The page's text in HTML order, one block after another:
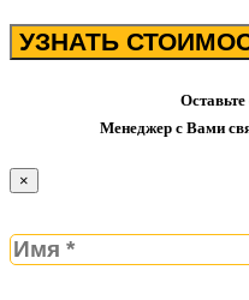
УЗНАТЬ
Менеджер с Вами
×